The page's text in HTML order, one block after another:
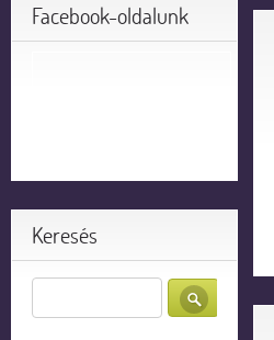
Facebook-oldalunk
Keresés